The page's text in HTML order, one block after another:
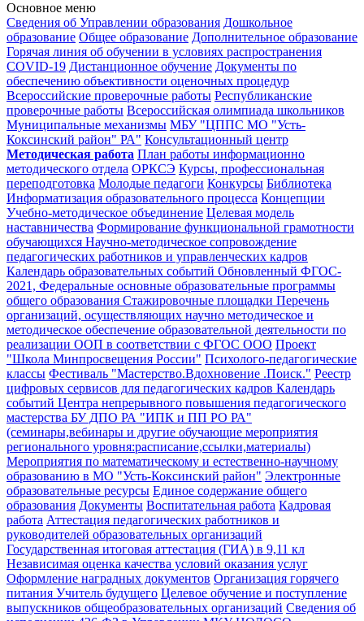
Основное меню
Сведения об Управлении образования Дошкольное
образование Общее образование Дополнительное образование
Горячая линия об обучении в условиях распространения
COVID-19 Дистанционное обучение Документы по
обеспечению объективности оценочных процедур
Всероссийские проверочные работы Республиканские
проверочные работы Всероссийская олимпиада школьников
Муниципальные механизмы МБУ "ЦППС МО "Усть-
Коксинский район" РА" Консультационный центр
Методическая работа План работы информационно
методического отдела ОРКСЭ Курсы, профессиональная
переподготовка Молодые педагоги Конкурсы Библиотека
Информатизация образовательного процесса Концепции
Учебно-методическое объединение Целевая модель
наставничества Формирование функциональной грамотности
обучающихся Научно-методическое сопровождение
педагогических работников и управленческих кадров
Календарь образовательных событий Обновленный ФГОС-
2021, Федеральные основные образовательные программы
общего образования Стажировочные площадки Перечень
организаций, осуществляющих научно методическое и
методическое обеспечение образовательной деятельности по
реализации ООП в соответствии с ФГОС ООО Проект
"Школа Минпросвещения России" Психолого-педагогические
классы Фестиваль "Мастерство.Вдохновение .Поиск." Реестр
цифровых сервисов для педагогических кадров Календарь
событий Центра непрерывного повышения педагогического
мастерства БУ ДПО РА "ИПК и ПП РО РА"
(семинары,вебинары и другие обучающие мероприятия
регионального уровня:расписание,ссылки,материалы)
Мероприятия по математическому и естественно-научному
образованию в МО "Усть-Коксинский район" Электронные
образовательные ресурсы Единое содержание общего
образования Документы Воспитательная работа Кадровая
работа Аттестация педагогических работников и
руководителей образовательных организаций
Государственная итоговая аттестация (ГИА) в 9,11 кл
Независимая оценка качества условий оказания услуг
Оформление наградных документов Организация горячего
питания Учитель будущего Целевое обучение и поступление
выпускников общеобразовательных организаций Сведения об